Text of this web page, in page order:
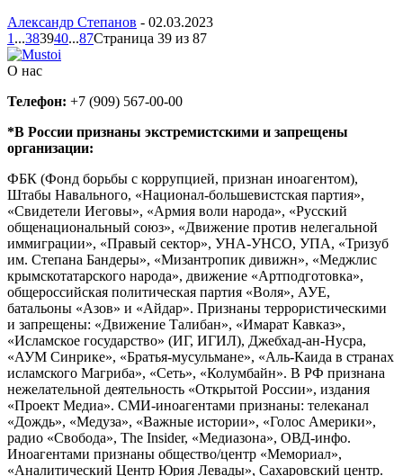
Александр Степанов - 02.03.2023
1 ...383940...87Страница 39 из 87
О нас
Телефон: +7 (909) 567-00-00
*В России признаны экстремистскими и запрещены
организации:
ФБК (Фонд борьбы с коррупцией, признан иноагентом),
Штабы Навального, «Национал-большевистская партия»,
«Свидетели Иеговы», «Армия воли народа», «Русский
общенациональный союз», «Движение против нелегальной
иммиграции», «Правый сектор», УНА-УНСО, УПА, «Тризуб
им. Степана Бандеры», «Мизантропик дивижн», «Меджлис
крымскотатарского народа», движение «Артподготовка»,
общероссийская политическая партия «Воля», АУЕ,
батальоны «Азов» и «Айдар». Признаны террористическими
и запрещены: «Движение Талибан», «Имарат Кавказ»,
«Исламское государство» (ИГ, ИГИЛ), Джебхад-ан-Нусра,
«АУМ Синрике», «Братья-мусульмане», «Аль-Каида в странах
исламского Магриба», «Сеть», «Колумбайн». В РФ признана
нежелательной деятельность «Открытой России», издания
«Проект Медиа». СМИ-иноагентами признаны: телеканал
«Дождь», «Медуза», «Важные истории», «Голос Америки»,
радио «Свобода», The Insider, «Медиазона», ОВД-инфо.
Иноагентами признаны общество/центр «Мемориал»,
«Аналитический Центр Юрия Левады», Сахаровский центр.